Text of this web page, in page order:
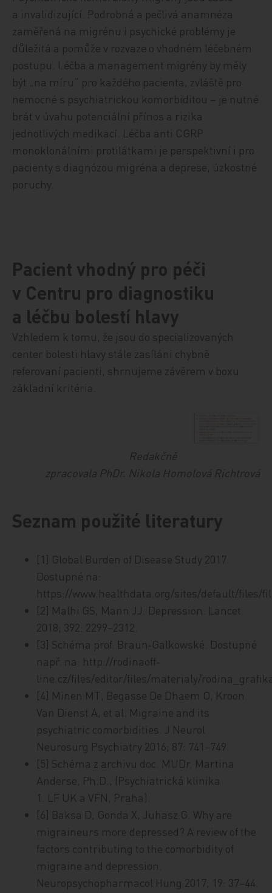
a invalidizující. Podrobná a pečlivá anamnéza
zaměřená na migrénu i psychické problémy je
důležitá a pomůže v rozvaze o vhodném léčebném
postupu. Léčba a management migrény by měly
být „na míru“ pro každého pacienta, zvláště pro
nemocné s psychiatrickou komorbiditou – je nutné
brát v úvahu potenciální přínos a rizika
jednotlivých medikací. Léčba anti CGRP
monoklonálními protilátkami je perspektivní i pro
pacienty s diagnózou migréna a deprese, úzkostné
poruchy.
Pacient vhodný pro péči
v Centru pro diagnostiku
a léčbu bolestí hlavy
Vzhledem k tomu, že jsou do specializovaných
center bolesti hlavy stále zasíláni chybně
referovaní pacienti, shrnujeme závěrem v boxu
základní kritéria.
Redakčně
zpracovala PhDr. Nikola Homolová Richtrová
Seznam použité literatury
[1] Global Burden of Disease Study 2017.
Dostupné na:
https://www.healthdata.org/sites/default/files/
[2] Malhi GS, Mann JJ. Depression. Lancet
2018; 392: 2299−2312.
[3] Schéma prof. Braun‑Galkowské. Dostupné
např. na: http://ro­di­na­­off-
line.cz/files/editor/files/materialy/
[4] Minen MT, Begasse De Dhaem O, Kroon
Van Dienst A, et al. Migraine and its
psychiatric comorbidities. J Neurol
Neurosurg Psychiatry 2016; 87: 741−749.
[5] Schéma z archivu doc. MUDr. Martina
Anderse, Ph.D., (Psychiatrická klinika
1. LF UK a VFN, Praha).
[6] Baksa D, Gonda X, Juhasz G. Why are
migraineurs more depressed? A review of the
factors contributing to the comorbidity of
migraine and depression.
Neuropsychopharmacol Hung 2017; 19: 37−44.